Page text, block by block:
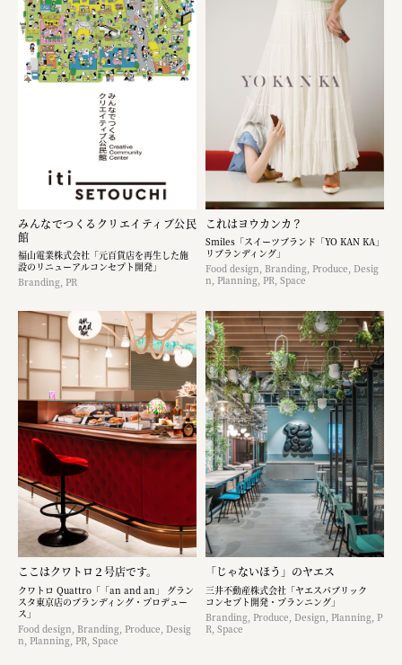
みんなでつくるクリエイティブ公民
館
福山電業株式会社「元百貨店を再生した施
設のリニューアルコンセプト開発」
Branding, PR
これはヨウカンカ？
Smiles「スイーツブランド「YO KAN KA」
リブランディング」
Food design, Branding, Produce, Desig
n, Planning, PR, Space
ここはクワトロ２号店です。
クワトロ Quattro「「an and an」 グラン
スタ東京店のブランディング・プロデュー
ス」
Food design, Branding, Produce, Desig
n, Planning, PR, Space
「じゃないほう」のヤエス
三井不動産株式会社「ヤエスパブリック
コンセプト開発・プランニング」
Branding, Produce, Design, Planning, P
R, Space